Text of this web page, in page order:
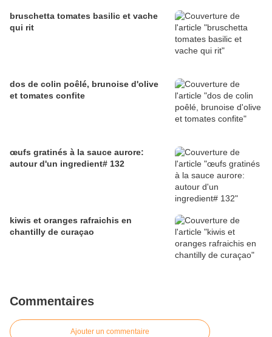
bruschetta tomates basilic et vache
qui rit
dos de colin poêlé, brunoise d'olive
et tomates confite
œufs gratinés à la sauce aurore:
autour d'un ingredient# 132
kiwis et oranges rafraichis en
chantilly de curaçao
Commentaires
Ajouter un commentaire